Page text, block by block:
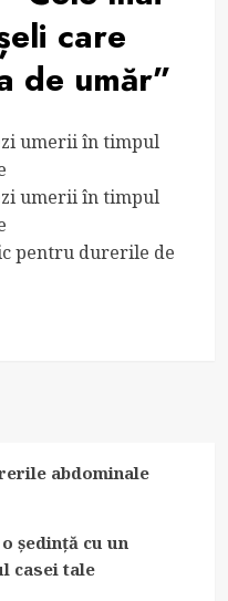
care
de umăr”
umerii în timpul
umerii în timpul
pentru durerile de
abdominale
ședință cu un
casei tale